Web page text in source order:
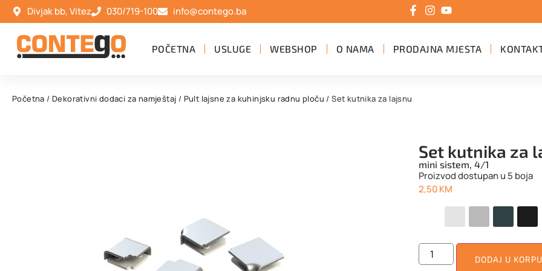
Divjak bb, Vitez 030/719-100 info@contego.ba
POČETNA USLUGE WEBSHOP O NAMA PRODAJNA MJESTA
Početna / Dekorativni dodaci za namještaj / Pult lajsne za kuhinjsku radnu ploču / Set kutnika za lajsnu
Set kutnika za
mini sistem, 4/1
Proizvod dostupan u 5 boja
2,50KM
DODAJ U KORPU